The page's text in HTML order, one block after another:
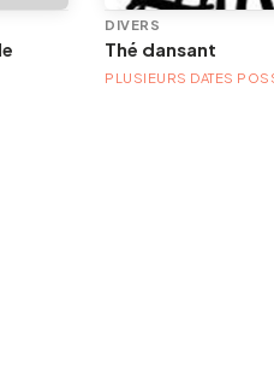
DIVERS
Thé dansant
PLUSIEURS DATES